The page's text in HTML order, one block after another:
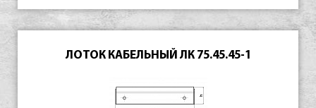
ЛОТОК КАБЕЛЬНЫЙ ЛК 75.45.45-1